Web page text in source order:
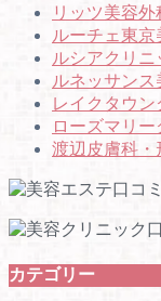
リッツ美容外
ルーチェ東京
ルシアクリニ
ルネッサン
レイクタウン
ローズマリー
渡辺皮膚科・
カテゴリー